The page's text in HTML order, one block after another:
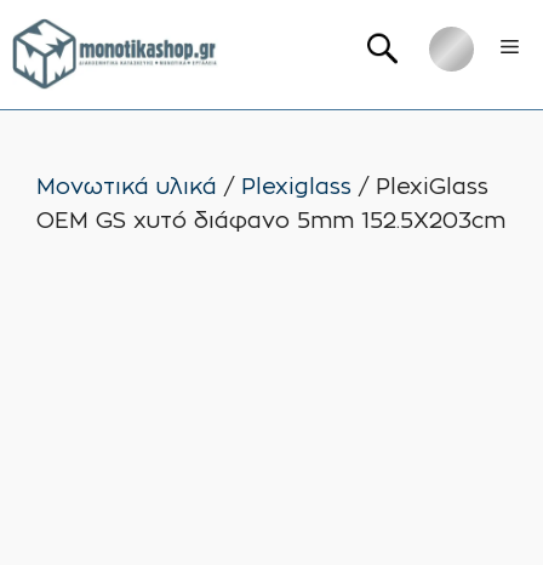
Μετάβαση
σε
περιεχόμενο
Μονωτικά υλικά / Plexiglass / PlexiGlass
OEM GS χυτό διάφανο 5mm 152.5X203cm